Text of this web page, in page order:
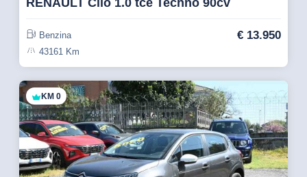
RENAULT Clio 1.0 tce Techno 90cv
Benzina
43161 Km
€ 13.950
KM 0